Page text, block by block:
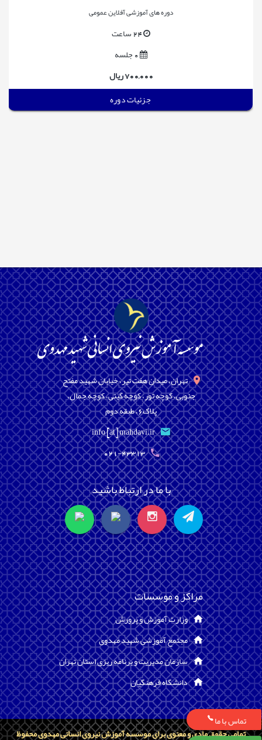
دوره های آموزشی آفلاین عمومی
24 ساعت
700,000 ریال
جزئیات دوره
تهران، میدان هفت تیر، خیابان شهید مفتح
جنوبی، کوچه تور، کوچه گیتی، کوچه جمال،
پلاک6، طبقه دوم
info [at] mahdavi.ir
021-43313
با ما در ارتباط باشید
مراکز و موسسات
وزارت آموزش و پرورش
مجتمع آموزشی شهید مهدوی
سازمان مدیریت و برنامه ریزی استان تهران
دانشگاه فرهنگیان
تمامی حقوق مادی و معنوی برای موسسه آموزش نیروی انسانی مهدوی محفوظ
تماس با ما